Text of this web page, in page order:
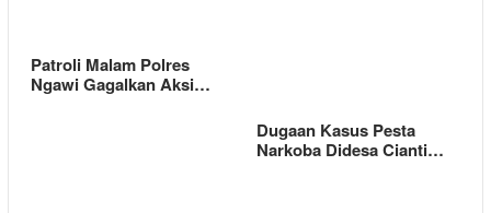
Patroli Malam Polres
Ngawi Gagalkan Aksi…
Dugaan Kasus Pesta
Narkoba Didesa Cianti…